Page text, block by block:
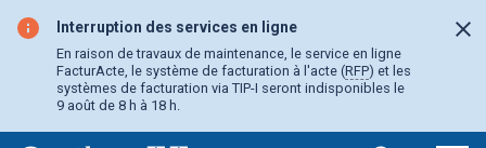
contenu
principal
Interruption des services en ligne
En raison de travaux de maintenance, le service en ligne
FacturActe, le système de facturation à l'acte (RFP) et les
systèmes de facturation via TIP-I seront indisponibles le
9 août de 8 h à 18 h.